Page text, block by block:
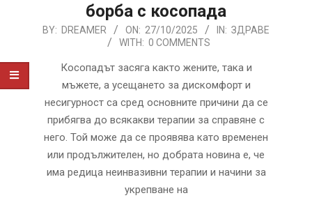
борба с косопада
2025-
BY: DREAMER ON: 27/10/2025 IN: ЗДРАВЕ
WITH: 0 COMMENTS
Косопадът засяга както жените, така и
мъжете, а усещането за дискомфорт и
несигурност са сред основните причини да се
прибягва до всякакви терапии за справяне с
него. Той може да се проявява като временен
или продължителен, но добрата новина е, че
има редица неинвазивни терапии и начини за
укрепване на